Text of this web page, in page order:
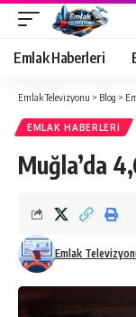
Emlak Haberleri
Emlak Televizyonu > Blog >
EMLAK HABERLERI
Muğla’da
Emlak